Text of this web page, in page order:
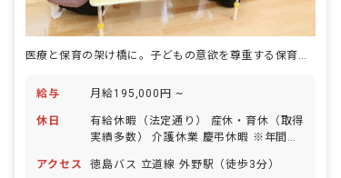
医療と保育の架け橋に。子どもの意欲を尊重する保育で、あなたの理想を実現
給与 月給195,000円 ~
休日
有給休暇（法定通り） 産休・育休（取得
実績多数） 介護休業 慶弔休暇 ※年間休
日を付与）
アクセス 徳島バス 立道線 外野駅（徒歩3分）